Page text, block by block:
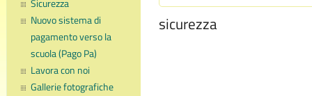
Sicurezza
Nuovo sistema di
pagamento verso la
scuola (Pago Pa)
Lavora con noi
Gallerie fotografiche
sicurezza